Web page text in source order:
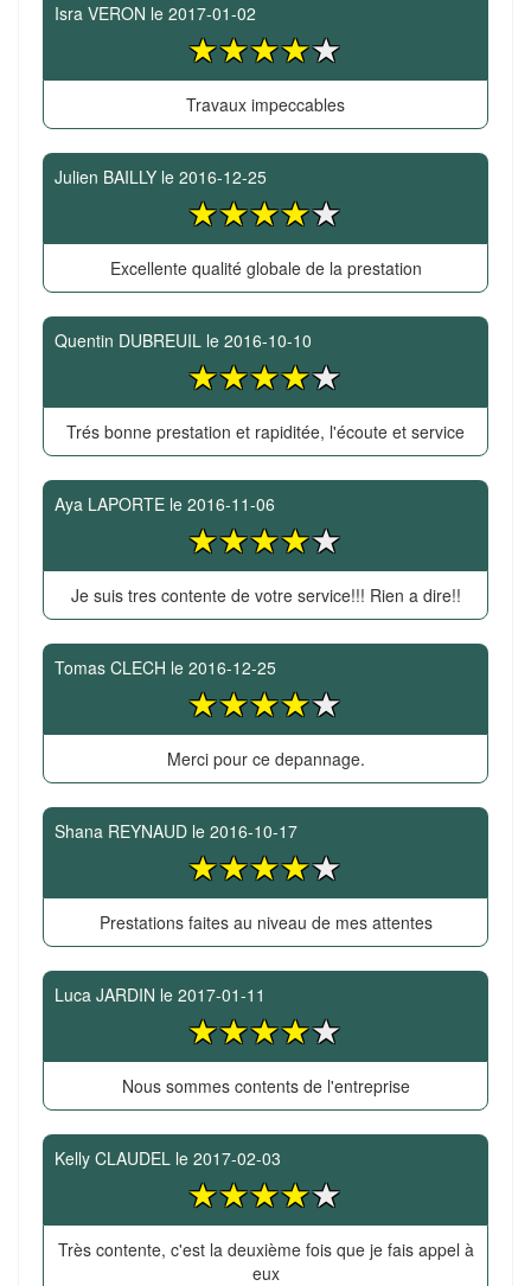
Isra VERON le 2017-01-02
Travaux impeccables
Julien BAILLY le 2016-12-25
Excellente qualité globale de la prestation
Quentin DUBREUIL le 2016-10-10
Trés bonne prestation et rapiditée, l'écoute et service
Aya LAPORTE le 2016-11-06
Je suis tres contente de votre service!!! Rien a dire!!
Tomas CLECH le 2016-12-25
Merci pour ce depannage.
Shana REYNAUD le 2016-10-17
Prestations faites au niveau de mes attentes
Luca JARDIN le 2017-01-11
Nous sommes contents de l'entreprise
Kelly CLAUDEL le 2017-02-03
Très contente, c'est la deuxième fois que je fais appel à
eux